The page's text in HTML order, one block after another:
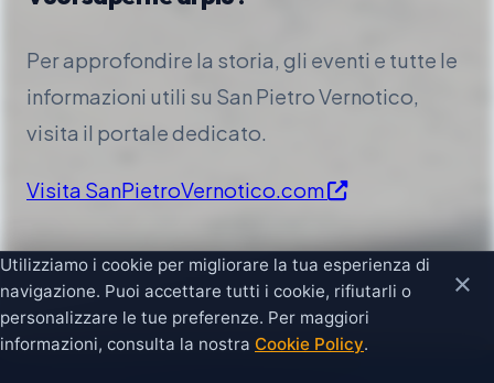
Per approfondire la storia, gli eventi e tutte le
informazioni utili su San Pietro Vernotico,
visita il portale dedicato.
Visita SanPietroVernotico.com
×
Utilizziamo i cookie per migliorare la tua esperienza di
navigazione. Puoi accettare tutti i cookie, rifiutarli o
personalizzare le tue preferenze. Per maggiori
informazioni, consulta la nostra Cookie Policy.